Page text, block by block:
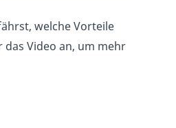
welche Vorteile
Video an, um mehr